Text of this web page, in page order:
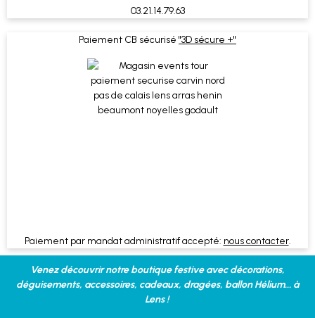
03.21.14.79.63
Paiement CB sécurisé "3D sécure +"
Paiement par mandat administratif accepté: nous contacter.
Venez découvrir notre boutique festive avec décorations,
déguisements, accessoires, cadeaux, dragées, ballon Hélium... à
Lens !